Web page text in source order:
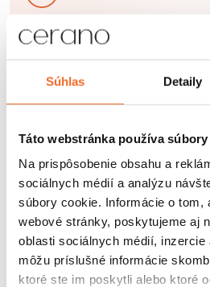
Súhlas Detaily
Táto webstránka používa
Na prispôsobenie obsahu a
sociálnych médií a analýzu
súbory cookie. Informácie o tom,
webové stránky, poskytujeme aj
oblasti sociálnych médií, inzercie
môžu príslušné informácie
ktoré ste im poskytli alebo ktoré
Sprchové kúty a zásteny
úsporná. Vďaka premyslenej
predvŕtaným otvorom a
návoduzvládne inštaláciu
drobných nerovností stien bez